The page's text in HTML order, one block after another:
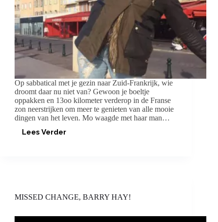
Op sabbatical met je gezin naar Zuid-Frankrijk, wie
droomt daar nu niet van? Gewoon je boeltje
oppakken en 13oo kilometer verderop in de Franse
zon neerstrijken om meer te genieten van alle mooie
dingen van het leven. Mo waagde met haar man…
Lees Verder
INTEGREREN
MISSED CHANGE, BARRY HAY!